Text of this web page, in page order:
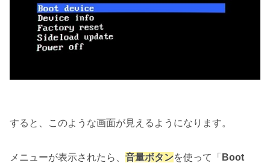
すると、このような画面が見えるようになります。
メニューが表示されたら、 音量ボタンを使って「 Boot